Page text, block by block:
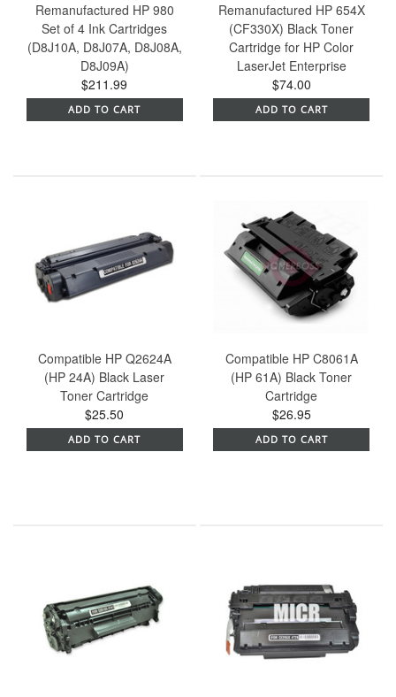
Remanufactured HP 980
Set of 4 Ink Cartridges
(D8J10A, D8J07A, D8J08A,
D8J09A)
$211.99
ADD TO CART
Remanufactured HP 654X
(CF330X) Black Toner
Cartridge for HP Color
LaserJet Enterprise
$74.00
ADD TO CART
Compatible HP Q2624A
(HP 24A) Black Laser
Toner Cartridge
$25.50
ADD TO CART
Compatible HP C8061A
(HP 61A) Black Toner
Cartridge
$26.95
ADD TO CART